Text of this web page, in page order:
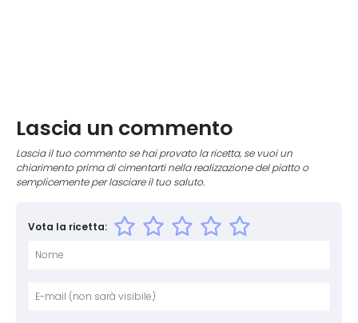
Lascia un commento
Lascia il tuo commento se hai provato la ricetta, se vuoi un
chiarimento prima di cimentarti nella realizzazione del piatto o
semplicemente per lasciare il tuo saluto.
Vota la ricetta: